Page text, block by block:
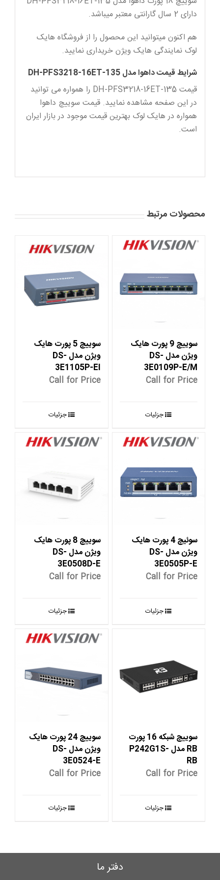
دارای 2 سال گارانتی معتبر میباشد.
هم اکنون میتوانید این محصول را از فروشگاه هایک
لوک نمایندگی هایک ویژن خریداری نمایید.
شرایط قیمت داهوا مدل DH-PFS3218-16ET-135
قیمت DH-PFS3218-16ET-135 را همواره می توانید
در این صفحه مشاهده نمایید. قیمت سوییچ داهوا
همواره در هایک لوک بهترین قیمت موجود در بازار ایران
است.
محصولات مرتبط
سوییچ 9 پورت هایک
ویژن مدل DS-
3E0109P-E/M
Call for Price
جزئیات
سوییچ 5 پورت هایک
ویژن مدل DS-
3E1105P-EI
Call for Price
جزئیات
سوئیچ 4 پورت هایک
ویژن مدل DS-
3E0505P-E
Call for Price
جزئیات
سوییچ 8 پورت هایک
ویژن مدل DS-
3E0508D-E
Call for Price
جزئیات
سوییچ شبکه 16 پورت
RB مدل P242G1S-
RB
Call for Price
جزئیات
سوییچ 24 پورت هایک
ویژن مدل DS-
3E0524-E
Call for Price
جزئیات
دفتر ما